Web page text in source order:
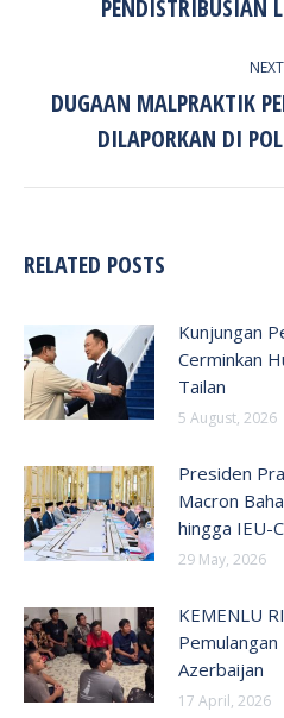
PENDISTRIBUSIAN
NEXT
DUGAAN MALPRAKTIK
DILAPORKAN DI
RELATED POSTS
Kunjungan
Cerminkan
Tailan
5 August, 2026
Presiden
Macron
hingga IEU-
29 May, 2026
KEMENLU
Azerbaijan
17 April, 2026